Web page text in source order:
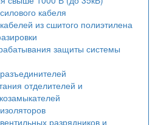
кабеля
из сшитого полиэтилена
защиты системы
отделителей и
разрядников и